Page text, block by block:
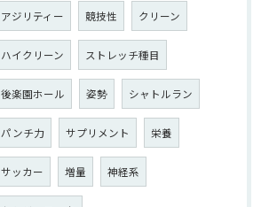
アジリティー 競技性 クリーン
ハイクリーン ストレッチ種目
後楽園ホール 姿勢 シャトルラン
パンチ力 サプリメント 栄養
サッカー 増量 神経系